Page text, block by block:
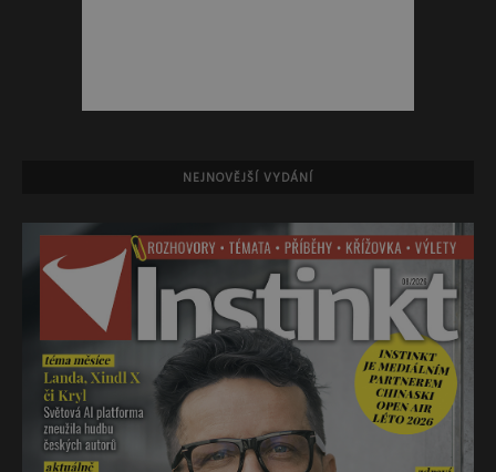
NEJNOVĚJŠÍ VYDÁNÍ